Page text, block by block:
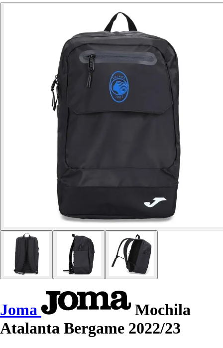
Joma
Mochila
Atalanta Bergame 2022/23